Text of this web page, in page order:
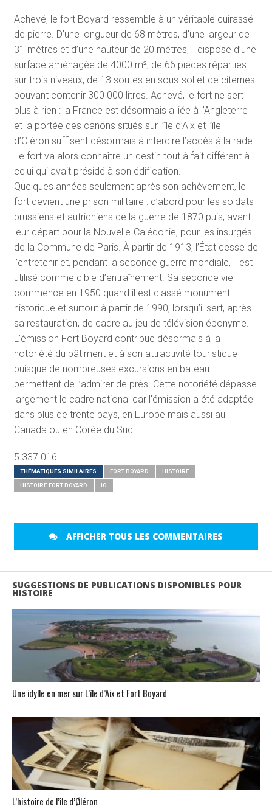
Achevé, le fort Boyard ressemble à un véritable cuirassé
de pierre. D’une longueur de 68 mètres, d’une largeur de
31 mètres et d’une hauteur de 20 mètres, il dispose d’une
surface aménagée de 4000 m², de 66 pièces réparties
sur trois niveaux, de 13 soutes en sous-sol et de citernes
pouvant contenir 300 000 litres. Achevé, le fort ne sert
plus à rien : la France est désormais alliée à l’Angleterre
et la portée des canons situés sur l’île d’Aix et l’île
d’Oléron suffisent désormais à interdire l’accès à la rade.
Le fort va alors connaître un destin tout à fait différent à
celui qui avait présidé à son édification.
Quelques années seulement après son achèvement, le
fort devient une prison militaire : d’abord pour les soldats
prussiens et autrichiens de la guerre de 1870 puis, avant
leur départ pour la Nouvelle-Calédonie, pour les insurgés
de la Commune de Paris. À partir de 1913, l’État cesse de
l’entretenir et, pendant la seconde guerre mondiale, il est
utilisé comme cible d’entraînement. Sa seconde vie
commence en 1950 quand il est classé monument
historique et surtout à partir de 1990, lorsqu’il sert, après
sa restauration, de cadre au jeu de télévision éponyme.
L’émission Fort Boyard contribue désormais à la
notoriété du bâtiment et à son attractivité touristique
puisque de nombreuses excursions en bateau
permettent de l’admirer de près. Cette notoriété dépasse
largement le cadre national car l’émission a été adaptée
dans plus de trente pays, en Europe mais aussi au
Canada ou en Corée du Sud.
5 337 016
THÉMATIQUES SIMILAIRES FORT BOYARD HISTOIRE
HISTOIRE FORT BOYARD IO
AFFICHER TOUS LES COMMENTAIRES
SUGGESTIONS DE PUBLICATIONS DISPONIBLES POUR
HISTOIRE
Une idylle en mer sur L’île d’Aix et Fort Boyard
L’histoire de l’île d’Øléron